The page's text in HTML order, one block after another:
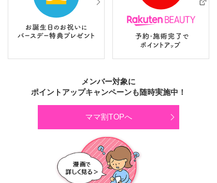
メンバー対象に
ポイントアップキャンペーンも随時実施中！
ママ割TOPへ